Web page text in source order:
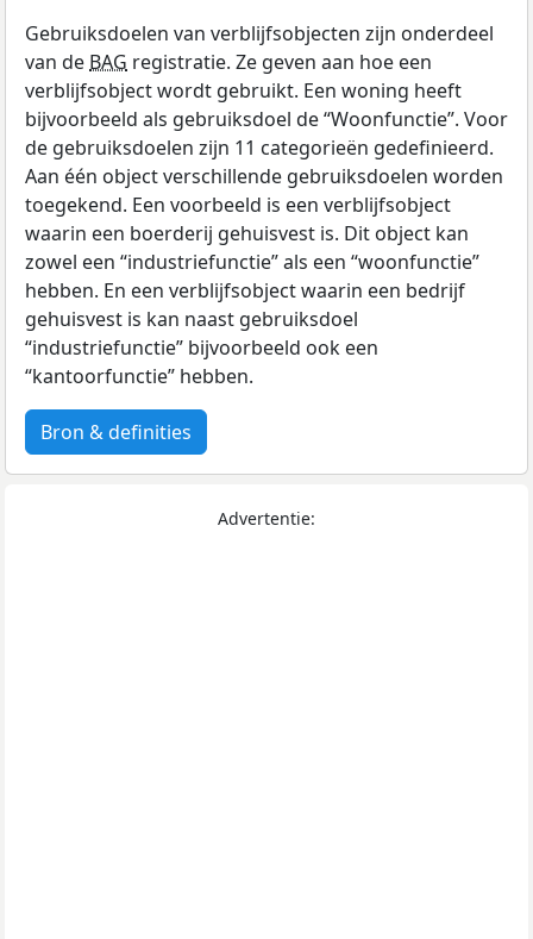
Gebruiksdoelen van verblijfsobjecten zijn onderdeel
van de BAG registratie. Ze geven aan hoe een
verblijfsobject wordt gebruikt. Een woning heeft
bijvoorbeeld als gebruiksdoel de “Woonfunctie”. Voor
de gebruiksdoelen zijn 11 categorieën gedefinieerd.
Aan één object verschillende gebruiksdoelen worden
toegekend. Een voorbeeld is een verblijfsobject
waarin een boerderij gehuisvest is. Dit object kan
zowel een “industriefunctie” als een “woonfunctie”
hebben. En een verblijfsobject waarin een bedrijf
gehuisvest is kan naast gebruiksdoel
“industriefunctie” bijvoorbeeld ook een
“kantoorfunctie” hebben.
Bron & definities
Advertentie: